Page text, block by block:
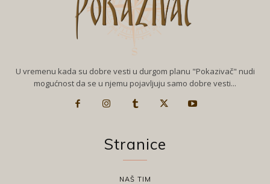
U vremenu kada su dobre vesti u durgom planu "Pokazivač" nudi
mogućnost da se u njemu pojavljuju samo dobre vesti...
Stranice
NAŠ TIM